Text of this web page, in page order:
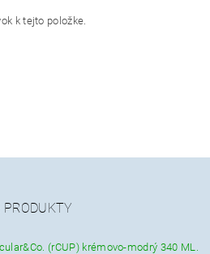
k tejto položke.
PRODUKTY
(rCUP) krémovo-modrý 340 ML.